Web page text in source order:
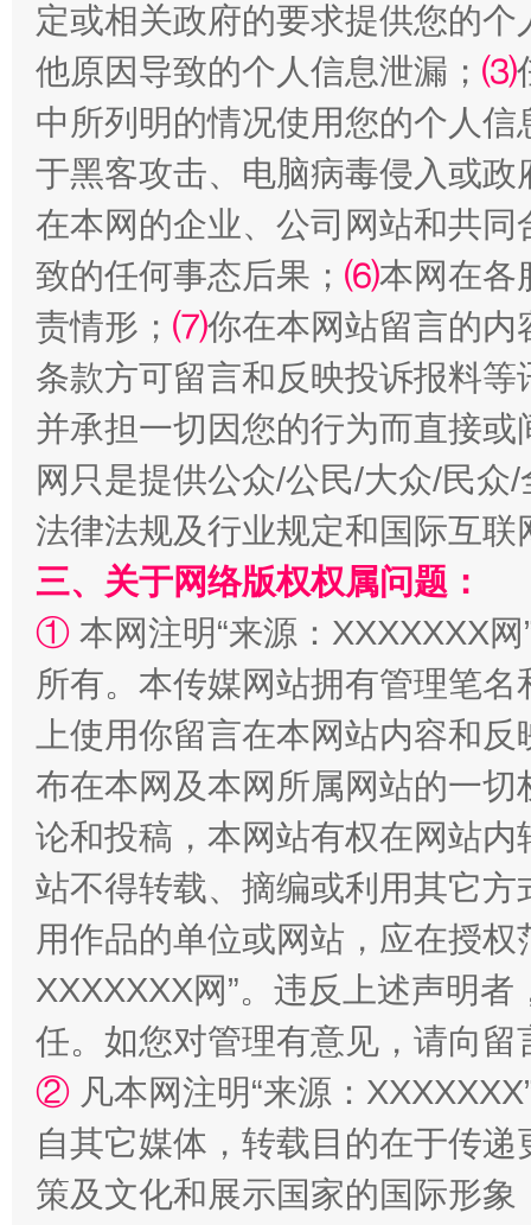
解纷+调解+退费，一次搞定
站台名比不上好声名
漫山遍野的桃花与雪山、麦地、白藏房 除
定或相关政府的要求提供您的个
他原因导致的个人信息泄漏； ⑶
中所列明的情况使用您的个人
于黑客攻击、电脑病毒侵入或
在本网的企业、公司网站和共
致的任何事态后果； ⑹本网在各
责情形； ⑺你在本网站留言的内
条款方可留言和反映投诉报料
并承担一切因您的行为而直接
网只是提供公众/公民/大众/民
法律法规及行业规定和国际互
三、关于网络版权权属问题：
① 本网注明“来源：XXXXXXX
所有。本传媒网站拥有管理笔
上使用你留言在本网站内容和
布在本网及本网所属网站的一
论和投稿，本网站有权在网站
站不得转载、摘编或利用其它
用作品的单位或网站，应在授
XXXXXXX网”。违反上述声明
任。如您对管理有意见，请向
② 凡本网注明“来源：
自其它媒体，转载目的在于传
策及文化和展示国家的国际形